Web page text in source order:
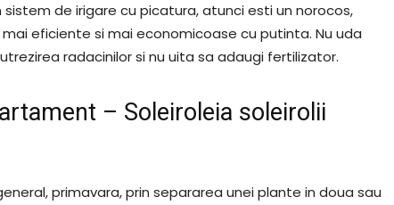
de irigare cu picatura, atunci esti un norocos,
eficiente si mai economicoase cu putinta. Nu uda
radacinilor si nu uita sa adaugi fertilizator.
– Soleiroleia soleirolii
primavara, prin separarea unei plante in doua sau